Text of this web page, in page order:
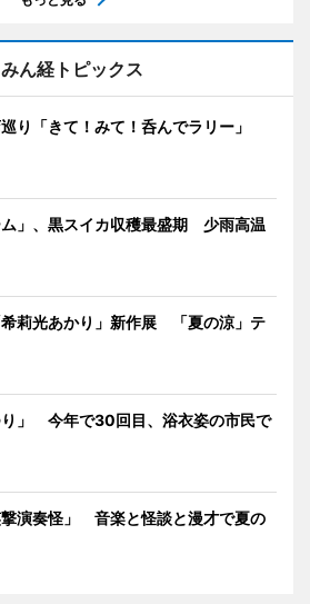
みん経トピックス
り「きて！みて！呑んでラリー」
」、黒スイカ収穫最盛期 少雨高温
莉光あかり」新作展 「夏の涼」テ
り」 今年で30回目、浴衣姿の市民で
撃演奏怪」 音楽と怪談と漫才で夏の